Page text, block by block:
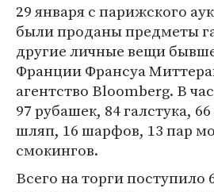
29 января с парижского
были проданы предметы
другие личные вещи
Франции Франсуа
агентство Bloomberg. В
97 рубашек, 84 галстука,
шляп, 16 шарфов, 13 пар
смокингов.
Всего на торги поступило